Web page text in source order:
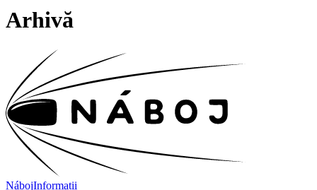
Arhivă
NábojInformații